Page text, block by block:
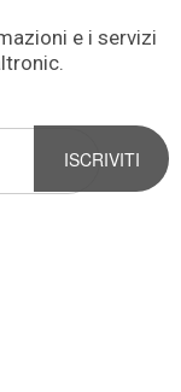
e i servizi
ISCRIVITI